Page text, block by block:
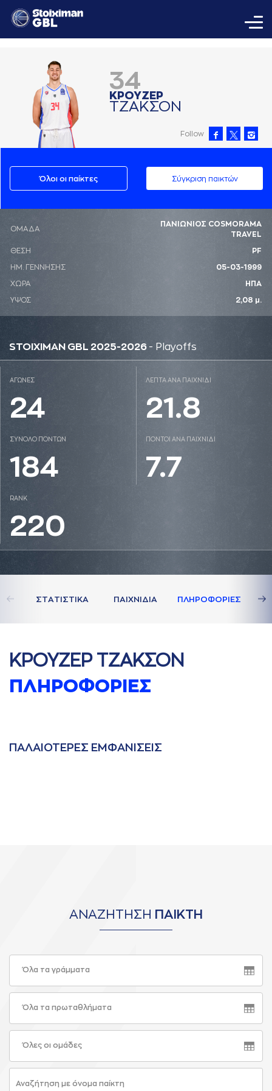
34
ΚΡΟΥΖΕΡ
ΤΖAΚΣΟΝ
Follow
Όλοι οι παίκτες Σύγκριση παικτών
ΟΜΑΔΑ
ΠΑΝΙΩΝΙΟΣ COSMORAMA
TRAVEL
ΘΕΣΗ PF
ΗΜ. ΓΕΝΝΗΣΗΣ 05-03-1999
ΧΩΡΑ ΗΠΑ
ΥΨΟΣ 2,08 μ.
STOIXIMAN GBL 2025-2026 - Playoffs
ΑΓΩΝΕΣ
24
ΛΕΠΤΑ ΑΝΑ ΠΑΙΧΝΙΔΙ
21.8
ΣΥΝΟΛΟ ΠΟΝΤΩΝ
184
ΠΟΝΤΟΙ ΑΝΑ ΠΑΙΧΝΙΔΙ
7.7
RANK
220
ΣΤAΤΙΣΤΙΚA ΠAΙΧΝΙΔΙA ΠΛΗΡΟΦΟΡΙΕΣ
ΚΡΟΥΖΕΡ ΤΖAΚΣΟΝ
ΠΛΗΡΟΦΟΡΙΕΣ
ΠAΛAΙΟΤΕΡΕΣ ΕΜΦAΝΙΣΕΙΣ
ΑΝΑΖΗΤΗΣΗ ΠΑΙΚΤΗ
Όλα τα γράμματα
Όλα τα πρωταθλήματα
Όλες οι ομάδες